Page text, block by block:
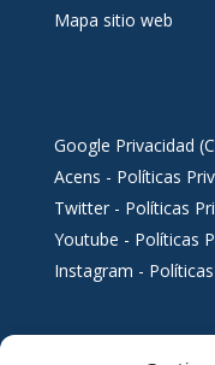
Mapa sitio web
Google Privacidad
Acens - Políticas
Twitter - Políticas
Youtube - Políticas
Instagram -